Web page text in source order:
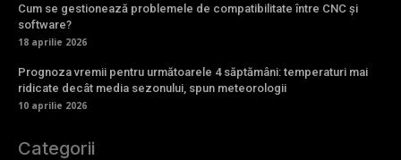
Cum se gestionează problemele de compatibilitate între CNC și
software?
18 aprilie 2026
Prognoza vremii pentru următoarele 4 săptămâni: temperaturi mai
ridicate decât media sezonului, spun meteorologii
10 aprilie 2026
Categorii